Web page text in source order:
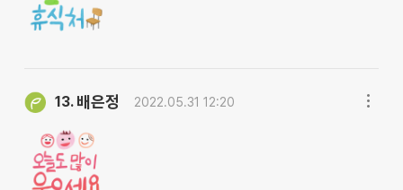
13. 배은정 2022.05.31 12:20